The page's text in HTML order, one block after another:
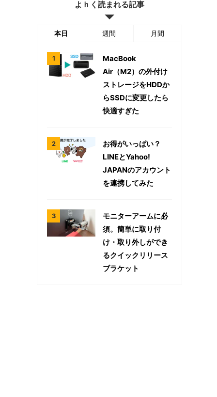
よｈく読まれる記事
本日 週間 月間
MacBook
Air（M2）の外付け
ストレージをHDDか
らSSDに変更したら
快適すぎた
お得がいっぱい？
LINEとYahoo!
JAPANのアカウント
を連携してみた
モニターアームに必
須。簡単に取り付
け・取り外しができ
るクイックリリース
ブラケット